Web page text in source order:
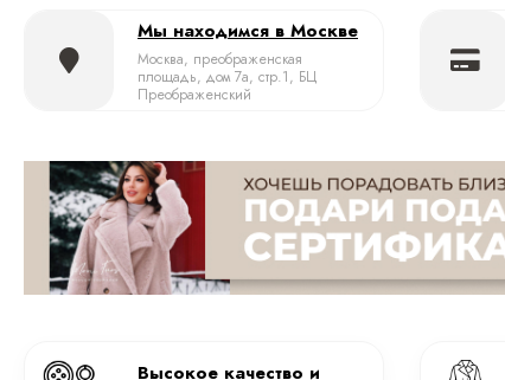
Мы находимся в Москве
Москва, преображенская
площадь, дом 7а, стр.1, БЦ
Преображенский
Высокое качество и